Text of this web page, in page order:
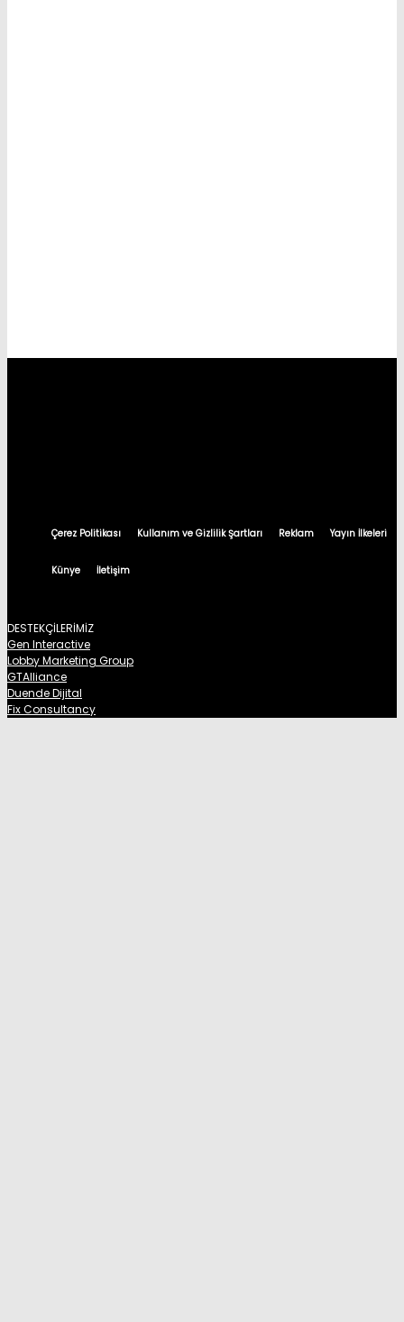
Çerez Politikası Kullanım ve Gizlilik Şartları Reklam Yayın İlkeleri
Künye İletişim
DESTEKÇİLERİMİZ
Gen Interactive
Lobby Marketing Group
GTAlliance
Duende Dijital
Fix Consultancy